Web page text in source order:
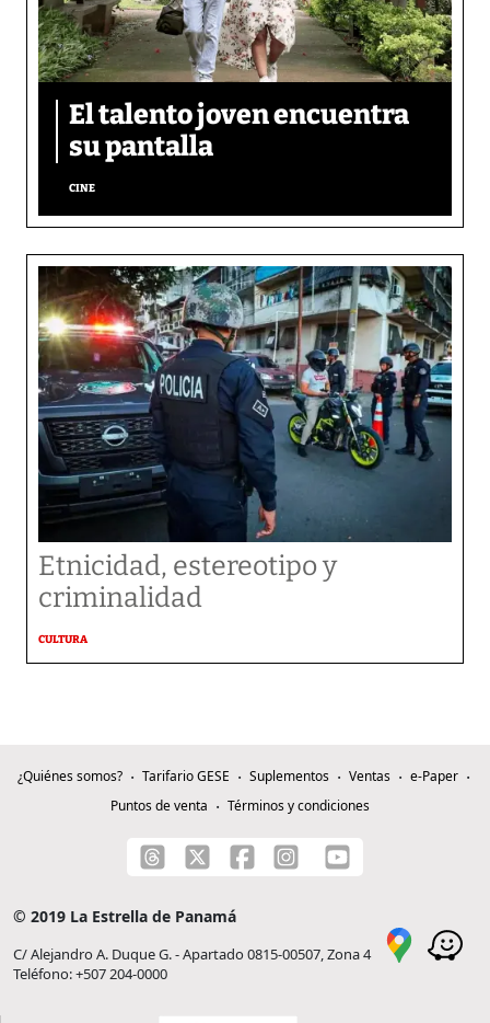
El talento joven encuentra
su pantalla​
CINE
Etnicidad, estereotipo y
criminalidad
CULTURA
¿Quiénes somos? Tarifario GESE Suplementos Ventas
e-Paper
Puntos de venta
Términos y condiciones
© 2019 La Estrella de Panamá
C/ Alejandro A. Duque G. - Apartado 0815-00507, Zona 4
Teléfono: +507 204-0000